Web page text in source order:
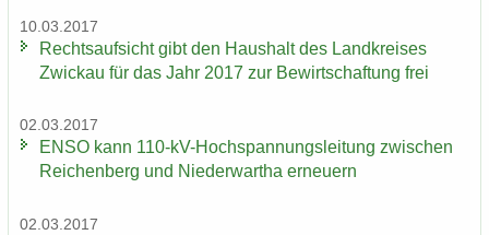
10.03.2017
Rechts­auf­sicht gibt den Haus­halt des Land­krei­ses
Zwi­ckau für das Jahr 2017 zur Be­wirt­schaf­tung frei
02.03.2017
ENSO kann 110-​kV-Hochspannungsleitung zwi­schen
Rei­chen­berg und Nie­der­wartha er­neu­ern
02.03.2017